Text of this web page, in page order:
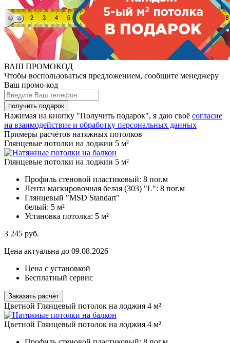
ВАШ ПРОМОКОД
Чтобы воспользоваться предложением, сообщите менеджеру
Ваш промо-код
Нажимая на кнопку "Получить подарок", я даю своё согласие
на взаимодействие и обработку персональных данных
Примеры расчётов натяжных потолков
Глянцевые потолки на лоджии 5 м²
Глянцевые потолки на лоджии 5 м²
Профиль стеновой пластиковый: 8 пог.м
Лента маскировочная белая (303) "L": 8 пог.м
Глянцевый "MSD Standart"
белый: 5 м²
Установка потолка: 5 м²
3 245 руб.
Цена актуальна до 09.08.2026
Цена с установкой
Бесплатный сервис
Заказать расчёт
Цветной Глянцевый потолок на лоджия 4 м²
Цветной Глянцевый потолок на лоджия 4 м²